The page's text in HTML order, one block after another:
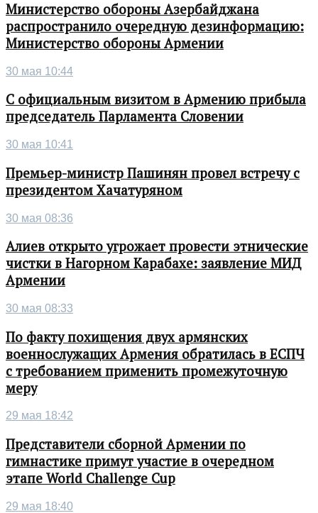
Министерство обороны Азербайджана
распространило очередную дезинформацию:
Министерство обороны Армении
30 мая 10:44
С официальным визитом в Армению прибыла
председатель Парламента Словении
30 мая 10:41
Премьер-министр Пашинян провел встречу с
президентом Хачатуряном
30 мая 08:36
Алиев открыто угрожает провести этнические
чистки в Нагорном Карабахе: заявление МИД
Армении
30 мая 08:33
По факту похищения двух армянских
военнослужащих Армения обратилась в ЕСПЧ
с требованием применить промежуточную
меру
29 мая 18:42
Представители сборной Армении по
гимнастике примут участие в очередном
этапе World Challenge Cup
29 мая 18:40